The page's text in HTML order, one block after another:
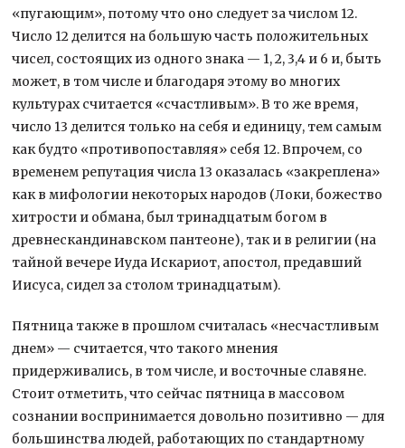
«пугающим», потому что оно следует за числом 12.
Число 12 делится на большую часть положительных
чисел, состоящих из одного знака — 1, 2, 3,4 и 6 и, быть
может, в том числе и благодаря этому во многих
культурах считается «счастливым». В то же время,
число 13 делится только на себя и единицу, тем самым
как будто «противопоставляя» себя 12. Впрочем, со
временем репутация числа 13 оказалась «закреплена»
как в мифологии некоторых народов (Локи, божество
хитрости и обмана, был тринадцатым богом в
древнескандинавском пантеоне), так и в религии (на
тайной вечере Иуда Искариот, апостол, предавший
Иисуса, сидел за столом тринадцатым).
Пятница также в прошлом считалась «несчастливым
днем» — считается, что такого мнения
придерживались, в том числе, и восточные славяне.
Стоит отметить, что сейчас пятница в массовом
сознании воспринимается довольно позитивно — для
большинства людей, работающих по стандартному